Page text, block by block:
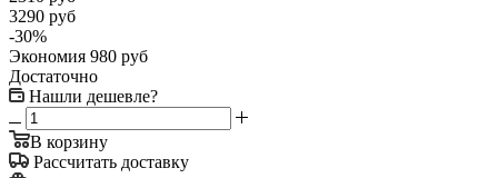
3290 руб
-30%
Экономия 980 руб
Достаточно
Нашли дешевле?
В корзину
Рассчитать доставку